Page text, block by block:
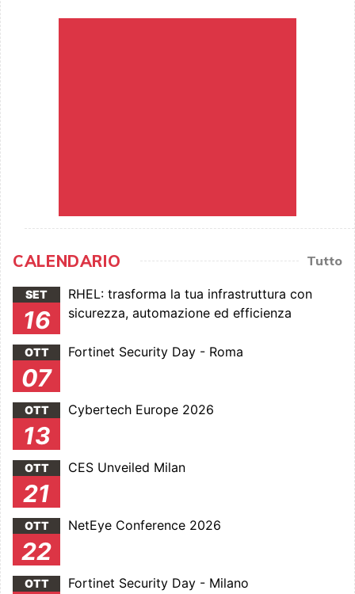
CALENDARIO Tutto
SET
16
RHEL: trasforma la tua infrastruttura con
sicurezza, automazione ed efficienza
OTT
07
Fortinet Security Day - Roma
OTT
13
Cybertech Europe 2026
OTT
21
CES Unveiled Milan
OTT
22
NetEye Conference 2026
OTT Fortinet Security Day - Milano